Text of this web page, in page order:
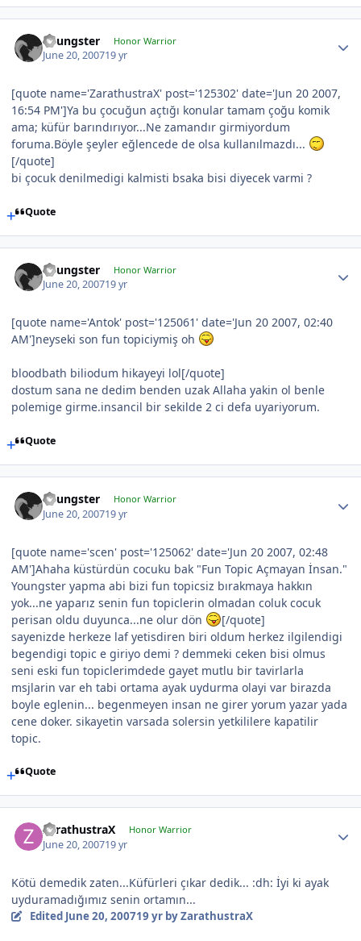
Youngster Honor Warrior
June 20, 200719 yr
[quote name='ZarathustraX' post='125302' date='Jun 20 2007,
16:54 PM']Ya bu çocuğun açtığı konular tamam çoğu komik
ama; küfür barındırıyor...Ne zamandır girmiyordum
foruma.Böyle şeyler eğlencede de olsa kullanılmazdı...
[/quote]
bi çocuk denilmedigi kalmisti bsaka bisi diyecek varmi ?
Quote
Youngster Honor Warrior
June 20, 200719 yr
[quote name='Antok' post='125061' date='Jun 20 2007, 02:40
AM']neyseki son fun topiciymiş oh
bloodbath biliodum hikayeyi lol[/quote]
dostum sana ne dedim benden uzak Allaha yakin ol benle
polemige girme.insancil bir sekilde 2 ci defa uyariyorum.
Quote
Youngster Honor Warrior
June 20, 200719 yr
[quote name='scen' post='125062' date='Jun 20 2007, 02:48
AM']Ahaha küstürdün cocuku bak "Fun Topic Açmayan İnsan."
Youngster yapma abi bizi fun topicsiz bırakmaya hakkın
yok...ne yaparız senin fun topiclerin olmadan coluk cocuk
perisan oldu duyunca...ne olur dön
[/quote]
sayenizde herkeze laf yetisdiren biri oldum herkez ilgilendigi
begendigi topic e giriyo demi ? demmeki ceken bisi olmus
seni eski fun topiclerimdede gayet mutlu bir tavirlarla
msjlarin var eh tabi ortama ayak uydurma olayi var birazda
boyle eglenin... begenmeyen insan ne girer yorum yazar yada
cene doker. sikayetin varsada solersin yetkililere kapatilir
topic.
Quote
ZarathustraX Honor Warrior
June 20, 200719 yr
Kötü demedik zaten...Küfürleri çıkar dedik... :dh: İyi ki ayak
uyduramadığımız senin ortamın...
Edited June 20, 200719 yrby ZarathustraX